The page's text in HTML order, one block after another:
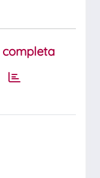
completa